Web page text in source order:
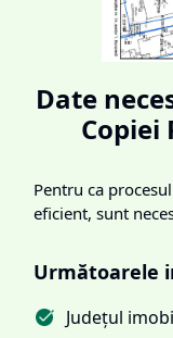
Date
Copiei
Pentru ca
eficient, sunt
Următoarele
Județul